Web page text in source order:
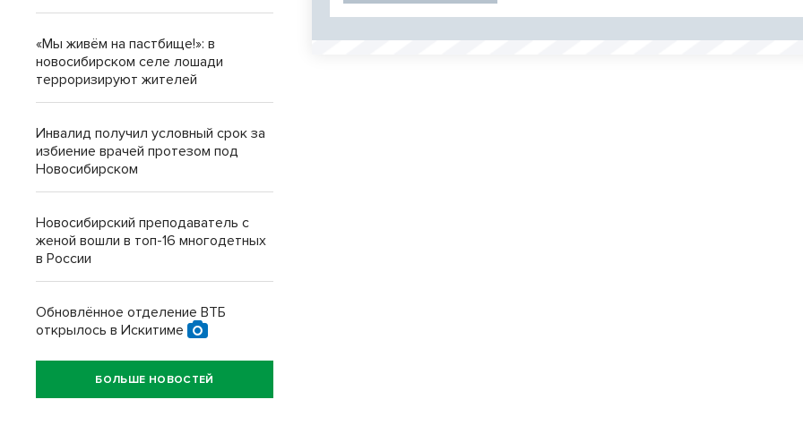
«Мы живём на пастбище!»: в
новосибирском селе лошади
терроризируют жителей
Инвалид получил условный срок за
избиение врачей протезом под
Новосибирском
Новосибирский преподаватель с
женой вошли в топ-16 многодетных
в России
Обновлённое отделение ВТБ
открылось в Искитиме
БОЛЬШЕ НОВОСТЕЙ